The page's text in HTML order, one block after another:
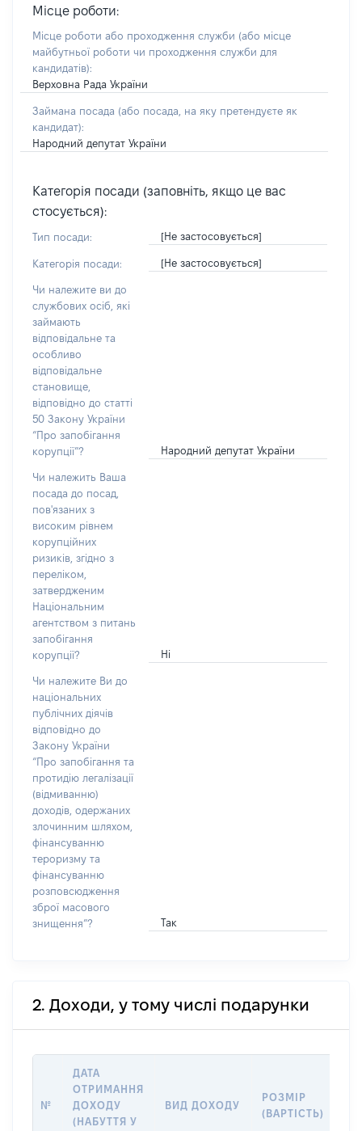
Місце роботи:
Місце роботи або проходження служби (або місце
майбутньої роботи чи проходження служби для
кандидатів):
Верховна Рада України
Займана посада (або посада, на яку претендуєте як
кандидат):
Народний депутат України
Категорія посади (заповніть, якщо це вас
стосується):
Тип посади: [Не застосовується]
Категорія посади: [Не застосовується]
Чи належите ви до
службових осіб, які
займають
відповідальне та
особливо
відповідальне
становище,
відповідно до статті
50 Закону України
“Про запобігання
корупції”?
Народний депутат України
Чи належить Ваша
посада до посад,
пов'язаних з
високим рівнем
корупційних
ризиків, згідно з
переліком,
затвердженим
Національним
агентством з питань
запобігання
корупції?
Ні
Чи належите Ви до
національних
публічних діячів
відповідно до
Закону України
“Про запобігання та
протидію легалізації
(відмиванню)
доходів, одержаних
злочинним шляхом,
фінансуванню
тероризму та
фінансуванню
розповсюдження
зброї масового
знищення”?
Так
2. Доходи, у тому числі подарунки
№
ДАТА
ОТРИМАННЯ
ДОХОДУ
(НАБУТТЯ У
ВИД ДОХОДУ
РОЗМІР
(ВАРТІСТЬ)